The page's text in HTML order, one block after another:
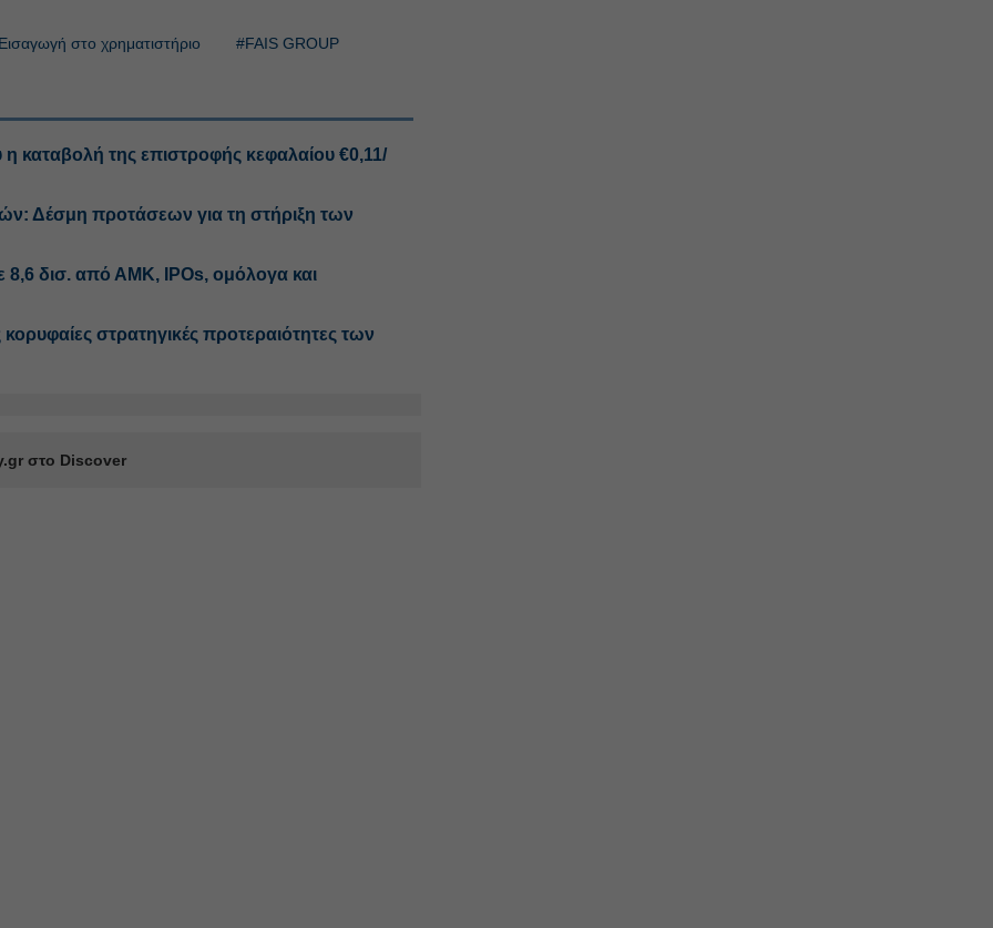
στο χρηματιστήριο #FAIS GROUP
καταβολή της επιστροφής κεφαλαίου €0,11/
Δέσμη προτάσεων για τη στήριξη των
δισ. από ΑΜΚ, IPOs, ομόλογα και
στρατηγικές προτεραιότητες των
στο Discover